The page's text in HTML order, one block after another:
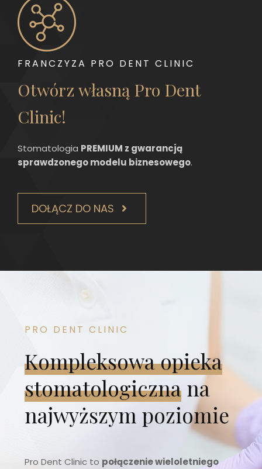
FRANCZYZA PRO DENT CLINIC
Otwórz własną Pro Dent
Clinic!
Stomatologia PREMIUM z gwarancją
sprawdzonego modelu biznesowego.
DOŁĄCZ DO NAS
PRO DENT CLINIC
Kompleksowa opieka
stomatologiczna na
najwyższym poziomie
Pro Dent Clinic to połączenie wieloletniego